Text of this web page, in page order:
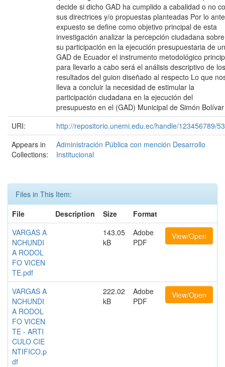
decide si dicho GAD ha cumplido a cabalidad o no
sus directrices y/o propuestas planteadas Por lo
expuesto se define como objetivo principal de esta
investigación analizar la percepción ciudadana sobre
su participación en la ejecución presupuestaria de un
GAD de Ecuador el instrumento metodológico
para llevarlo a cabo será el análisis descriptivo de los
resultados del guion diseñado al respecto Lo que
lleva a concluir la necesidad de estimular la
participación ciudadana en la ejecución del
presupuesto en el (GAD) Municipal de Simón Bolívar
URI:
http://repositorio.unemi.edu.ec/handle/123456789/
Appears in
Collections:
Administración Pública con mención Desarrollo
Institucional
Files in This Item:
File
Description Size
Format
VARGAS A
NCHUNDI
A RODOL
FO VICEN
TE.pdf
143.05
kB
Adobe
PDF
View/Open
VARGAS A
NCHUNDI
A RODOL
FO VICEN
TE - ARTI
CULO CIE
NTIFICO.p
df
222.02
kB
Adobe
PDF
View/Open